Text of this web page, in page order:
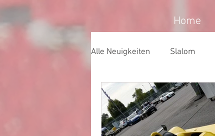
Home
Alle Neuigkeiten Slalom